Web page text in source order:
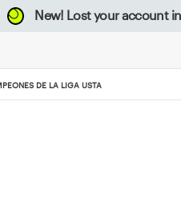
New! Lost your account
DE LA LIGA USTA